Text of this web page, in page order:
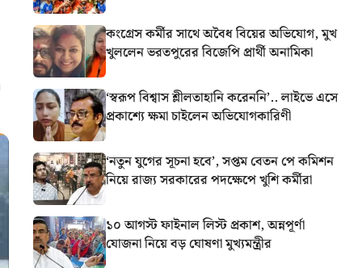
কংগ্রেস কর্মীর সাথে অবৈধ বিয়ের অভিযোগ, মুখ
খুললেন ভরতপুরের বিজেপি প্রার্থী অনামিকা
‘স্বরূপ বিশ্বাস শ্লীলতাহানি করেননি’.. লাইভে এসে
প্রকাশ্যে ক্ষমা চাইলেন অভিযোগকারিণী
‘নতুন যুগের সূচনা হবে’, সপ্তম বেতন পে কমিশন
নিয়ে রাজ্য সরকারের পদক্ষেপে খুশি কর্মীরা
১০ আগস্ট ফাইনাল লিস্ট প্রকাশ, অন্নপূর্ণা
যোজনা নিয়ে বড় ঘোষণা মুখ্যমন্ত্রীর